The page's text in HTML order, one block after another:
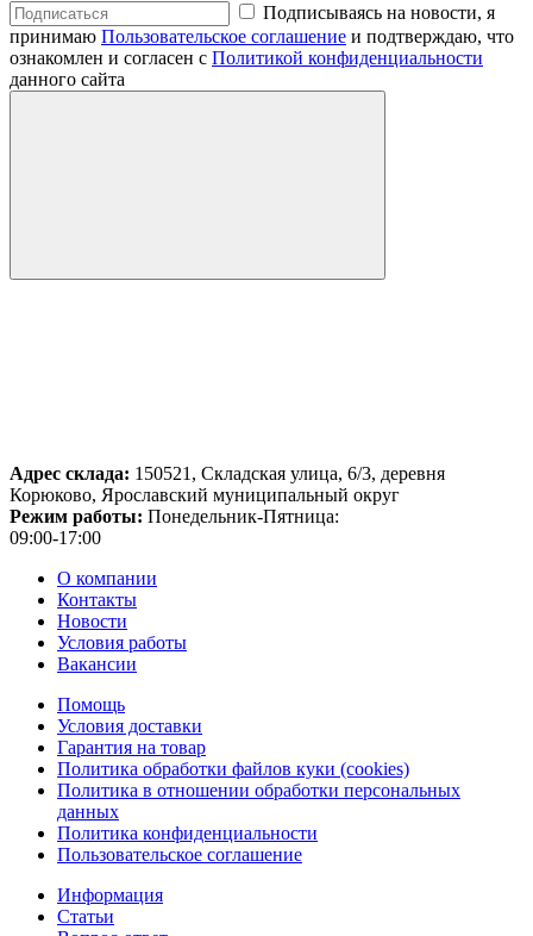
Подписываясь на новости, я
принимаю Пользовательское соглашение и подтверждаю, что
ознакомлен и согласен с Политикой конфиденциальности
данного сайта
Адрес склада: 150521, Складская улица, 6/3, деревня
Корюково, Ярославский муниципальный округ
Режим работы: Понедельник-Пятница:
09:00-17:00
О компании
Контакты
Новости
Условия работы
Вакансии
Помощь
Условия доставки
Гарантия на товар
Политика обработки файлов куки (cookies)
Политика в отношении обработки персональных
данных
Политика конфиденциальности
Пользовательское соглашение
Информация
Статьи